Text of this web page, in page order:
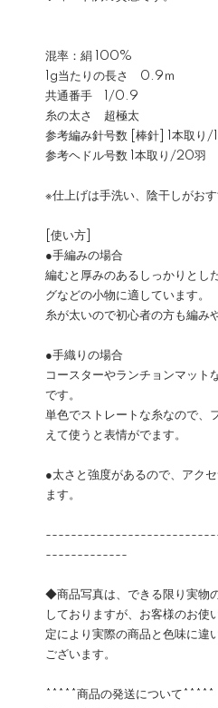
混率：絹 100%
1g当たりの長さ 0.9ｍ
共通番手 1/0.9
糸の太さ 超極太
参考編み針号数 [棒針] 1本取り
参考ヘドル号数 1本取り/20羽
※仕上げは手洗い、陰干しがおす
[使い方]
●手編みの場合
編むと厚みのあるしっかりとし
グなどの小物に適しています。
糸が太いので初心者の方も編み
●手織りの場合
コースターやランチョンマット
です。
単色でストレートな糸なので、
えて使うと表情がでます。
●太さと強度があるので、アク
ます。
-------------
◆商品写真は、できる限り実物
しておりますが、お客様のお使
定により実際の商品と色味に違
ございます。
*****商品の発送について*****